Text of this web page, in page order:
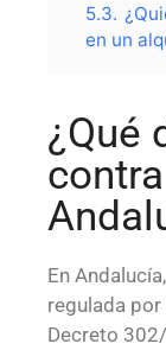
5.3.
en un
¿Qué
En
regulada
Decreto